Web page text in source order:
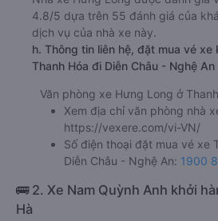
4.8/5 dựa trên 55 đánh giá của
dịch vụ của nhà xe này.
h. Thông tin liên hệ, đặt mua vé
Thanh Hóa đi Diễn Châu - Nghệ
Văn phòng xe Hưng Long ở
Xem địa chỉ văn phòng nhà
https://vexere.com/vi-VN/
Số điện thoại đặt mua vé xe
Diễn Châu - Nghệ An: 1900
🚌 2. Xe Nam Quỳnh Anh khởi
Hà